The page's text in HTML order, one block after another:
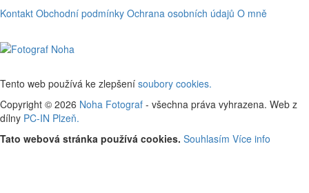
Kontakt Obchodní podmínky Ochrana osobních údajů O mně
Tento web používá ke zlepšení soubory cookies.
Copyright © 2026 Noha Fotograf - všechna práva vyhrazena. Web z
dílny PC-IN Plzeň.
Tato webová stránka používá cookies. Souhlasím Více info